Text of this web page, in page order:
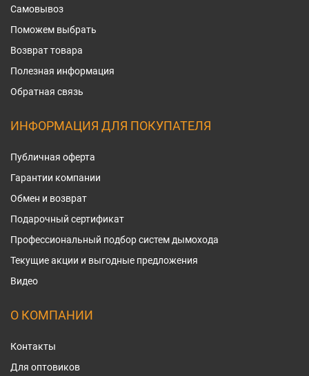
Самовывоз
Поможем выбрать
Возврат товара
Полезная информация
Обратная связь
ИНФОРМАЦИЯ ДЛЯ ПОКУПАТЕЛЯ
Публичная оферта
Гарантии компании
Обмен и возврат
Подарочный сертификат
Профессиональный подбор систем дымохода
Текущие акции и выгодные предложения
Видео
О КОМПАНИИ
Контакты
Для оптовиков